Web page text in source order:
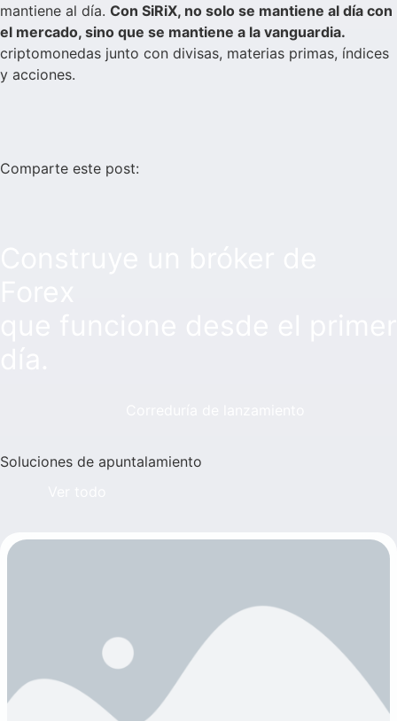
mantiene al día. Con SiRiX, no solo se mantiene al día con
el mercado, sino que se mantiene a la vanguardia.
criptomonedas junto con divisas, materias primas, índices
y acciones.
Comparte este post:
Soluciones de apuntalamiento